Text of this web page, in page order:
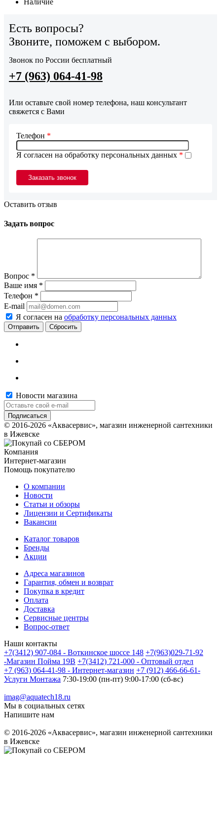
Есть вопросы?
Звоните, поможем с выбором.
Звонок по России бесплатный
+7 (963) 064-41-98
Или оставьте свой номер телефона, наш консультант
свяжется с Вами
Я согласен на обработку персональных данных *
Телефон *
Оставить отзыв
Задать вопрос
Вопрос *
Ваше имя *
Телефон *
E-mail
Я согласен на обработку персональных данных
Сбросить
Новости магазина
© 2016-2026 «Аквасервис», магазин инженерной сантехники
в Ижевске
Компания
Интернет-магазин
Помощь покупателю
О компании
Новости
Статьи и обзоры
Лицензии и Сертификаты
Вакансии
Каталог товаров
Бренды
Акции
Адреса магазинов
Гарантия, обмен и возврат
Покупка в кредит
Оплата
Доставка
Сервисные центры
Вопрос-ответ
Наши контакты
+7(3412) 907-084 - Воткинское шоссе 148 +7(963)029-71-92
-Магазин Пойма 19В +7(3412) 721-000 - Оптовый отдел
+7 (963) 064-41-98 - Интернет-магазин +7 (912) 466-66-61-
Услуги Монтажа 7:30-19:00 (пн-пт) 9:00-17:00 (сб-вс)
imag@aquatech18.ru
Мы в социальных сетях
Напишите нам
© 2016-2026 «Аквасервис», магазин инженерной сантехники
в Ижевске